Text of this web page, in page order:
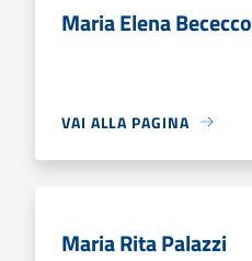
Maria Elena Bececco
VAI ALLA PAGINA
Maria Rita Palazzi